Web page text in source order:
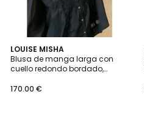
LOUISE MISHA
Blusa de manga larga con
cuello redondo bordado,
170.00 €